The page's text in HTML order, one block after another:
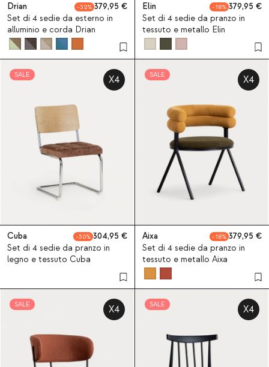
Drian 32
379,95
Set di 4 sedie da esterno in
alluminio e corda Drian
Elin 18
379,95
Set di 4 sedie da pranzo in
tessuto e metallo Elin
SALE X4
Cuba 30
304,95
Set di 4 sedie da pranzo in
legno e tessuto Cuba
SALE X4
Aixa 18
379,95
Set di 4 sedie da pranzo in
tessuto e metallo Aixa
SALE X4 SALE X4